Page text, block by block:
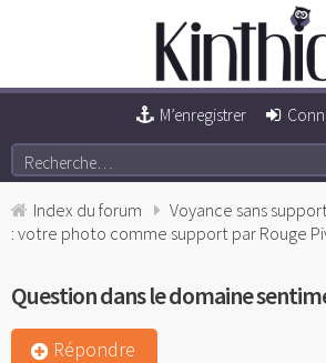
M’enregistrer
Index du forum Voyance sans
: votre photo comme support par Rouge
Question dans le domaine
Répondre